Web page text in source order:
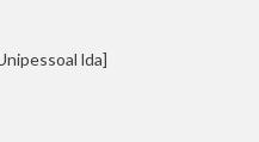
lda]